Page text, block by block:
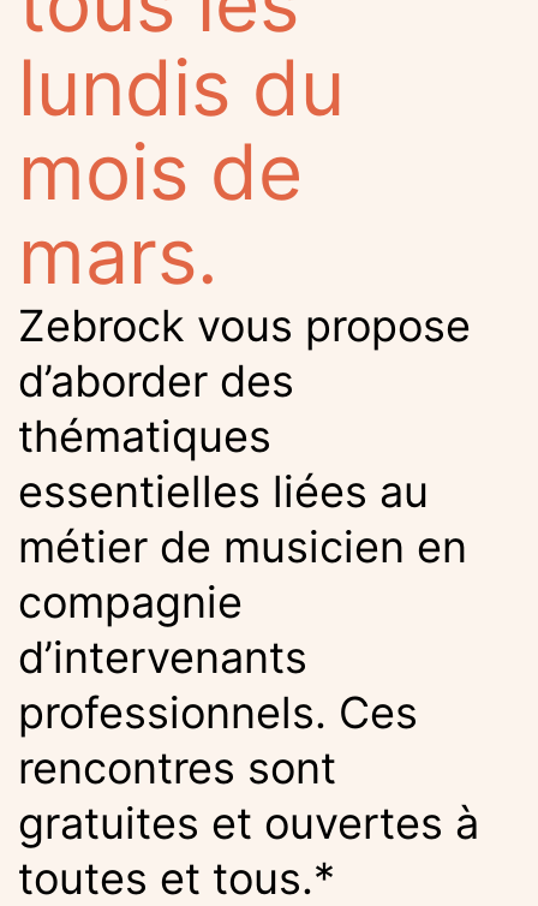
lundis du
mois de
mars.
Zebrock vous propose
d’aborder des
thématiques
essentielles liées au
métier de musicien en
compagnie
d’intervenants
professionnels. Ces
rencontres sont
gratuites et ouvertes à
toutes et tous.*